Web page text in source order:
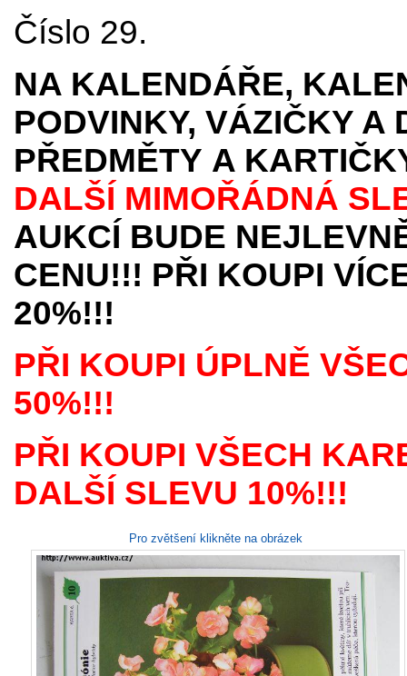
Číslo 29.
NA KALENDÁŘE,
PODVINKY, VÁZIČKY A
PŘEDMĚTY A
DALŠÍ MIMOŘÁDNÁ
AUKCÍ BUDE
CENU!!! PŘI KOUPI
20%!!!
PŘI KOUPI ÚPLNĚ
50%!!!
PŘI KOUPI VŠECH
DALŠÍ SLEVU 10%!!!
Pro zvětšení klikněte na obrázek